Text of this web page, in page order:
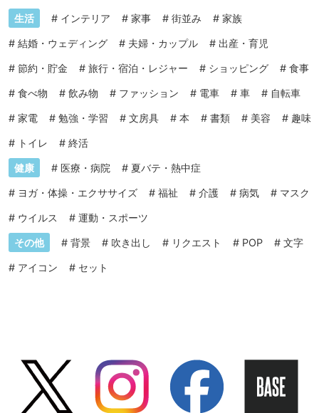
生活 # インテリア # 家事 # 街並み # 家族
# 結婚・ウェディング # 夫婦・カップル # 出産・育児
# 節約・貯金 # 旅行・宿泊・レジャー # ショッピング # 食事
# 食べ物 # 飲み物 # ファッション # 電車 # 車 # 自転車
# 家電 # 勉強・学習 # 文房具 # 本 # 書類 # 美容 # 趣味
# トイレ # 終活
健康 # 医療・病院 # 夏バテ・熱中症
# ヨガ・体操・エクササイズ # 福祉 # 介護 # 病気 # マスク
# ウイルス # 運動・スポーツ
その他 # 背景 # 吹き出し # リクエスト # POP # 文字
# アイコン # セット